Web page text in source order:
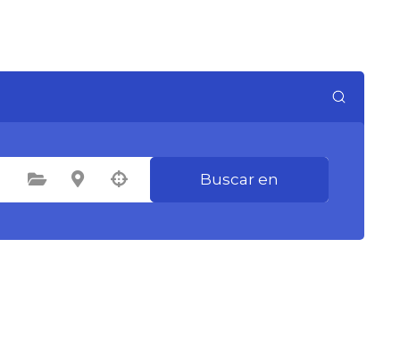
Seleccione la categoría Seleccione la ubicación Buscar en